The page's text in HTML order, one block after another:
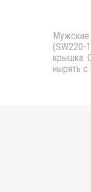
Мужские
(SW220-
крышка.
нырять с